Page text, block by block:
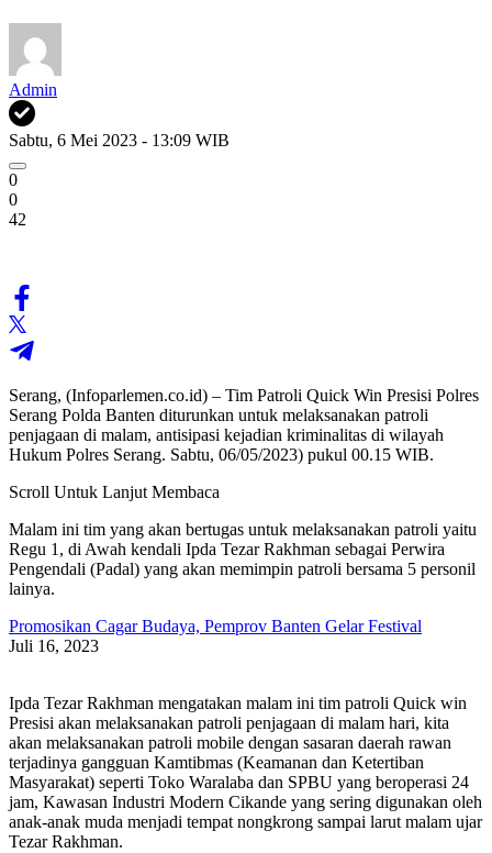
Admin
Sabtu, 6 Mei 2023 - 13:09 WIB
0
0
42
Serang, (Infoparlemen.co.id) – Tim Patroli Quick Win Presisi Polres
Serang Polda Banten diturunkan untuk melaksanakan patroli
penjagaan di malam, antisipasi kejadian kriminalitas di wilayah
Hukum Polres Serang. Sabtu, 06/05/2023) pukul 00.15 WIB.
Scroll Untuk Lanjut Membaca
Malam ini tim yang akan bertugas untuk melaksanakan patroli yaitu
Regu 1, di Awah kendali Ipda Tezar Rakhman sebagai Perwira
Pengendali (Padal) yang akan memimpin patroli bersama 5 personil
lainya.
Promosikan Cagar Budaya, Pemprov Banten Gelar Festival
Juli 16, 2023
Ipda Tezar Rakhman mengatakan malam ini tim patroli Quick win
Presisi akan melaksanakan patroli penjagaan di malam hari, kita
akan melaksanakan patroli mobile dengan sasaran daerah rawan
terjadinya gangguan Kamtibmas (Keamanan dan Ketertiban
Masyarakat) seperti Toko Waralaba dan SPBU yang beroperasi 24
jam, Kawasan Industri Modern Cikande yang sering digunakan oleh
anak-anak muda menjadi tempat nongkrong sampai larut malam ujar
Tezar Rakhman.